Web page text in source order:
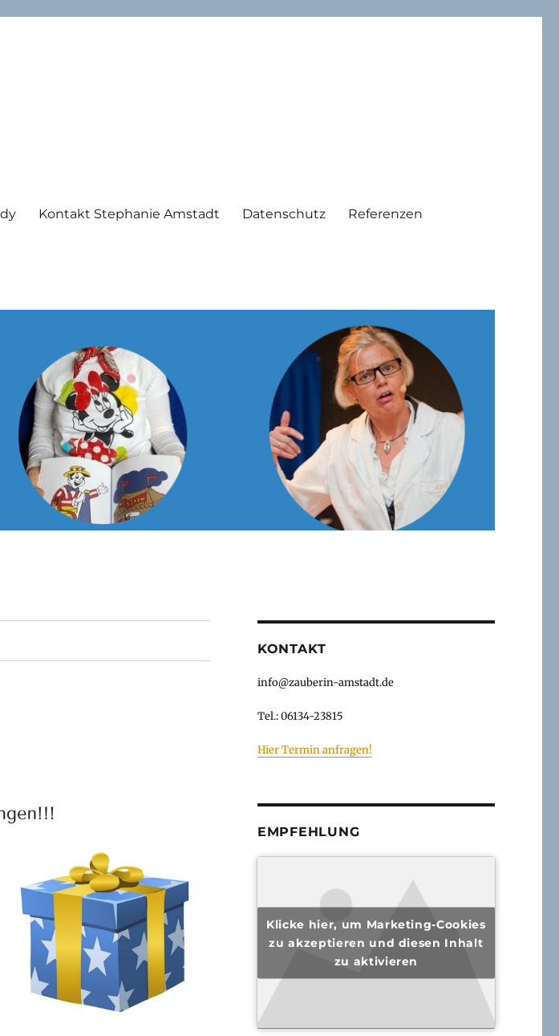
Kontakt Stephanie Amstadt Datenschutz Referenzen
KONTAKT
info@zauberin-amstadt.de
Tel.: 06134-23815
Hier Termin anfragen!
EMPFEHLUNG
Klicke hier, um Marketing-Cookies
zu akzeptieren und diesen Inhalt
zu aktivieren